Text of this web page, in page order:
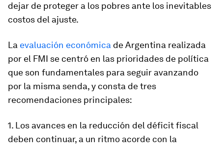
dejar de proteger a los pobres ante los inevitables
costos del ajuste.
La evaluación económica de Argentina realizada
por el FMI se centró en las prioridades de política
que son fundamentales para seguir avanzando
por la misma senda, y consta de tres
recomendaciones principales:
1. Los avances en la reducción del déficit fiscal
deben continuar, a un ritmo acorde con la